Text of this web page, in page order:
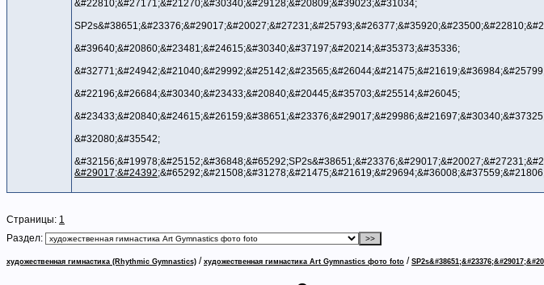
&#22810;&#27171;&#21270;&#30340;&#29128;&#20809;&#39023;&#31034;
&#39640;&#20860;&#23481;&#24615;&#30340;&#37197;&#20214;&#35373;&#35336;
&#22196;&#26684;&#30340;&#23433;&#20840;&#20445;&#35703;&#25514;&#26045;
&#32080;&#35542;
&#29017;&#24392;
Страницы: 1
Раздел:
художественная гимнастика (Rhythmic Gymnastics) / художественная гимнастика Art Gymnastics фото foto /